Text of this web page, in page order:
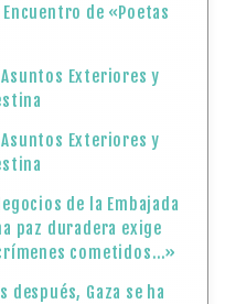
de «Poetas
Exteriores y
Exteriores y
de la Embajada
paz duradera exige
cometidos…»
Gaza se ha